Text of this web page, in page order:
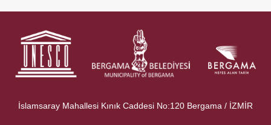
İslamsaray Mahallesi Kınık Caddesi No:120 Bergama / İZMİR